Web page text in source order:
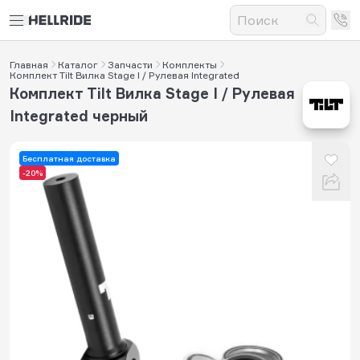
Главная Каталог Запчасти
Комплекты
Комплект Tilt Вилка Stage I / Рулевая Integrated
Бесплатная доставка
-20%
Комплект Tilt Вилка Stage I / Рулевая
Integrated черный